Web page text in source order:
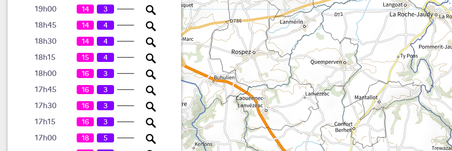
19h00
14
3
18h45
14
4
18h30
14
4
18h15
15
4
18h00
16
3
17h45
16
3
17h30
16
3
17h15
16
3
17h00
18
5